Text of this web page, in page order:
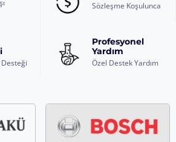
Sözleşme Koşulunca
Profesyonel
Yardım
Özel Destek Yardım